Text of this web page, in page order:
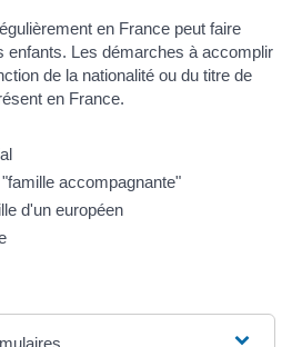
en France peut faire
enfants. Les démarches à accomplir
de la nationalité ou du titre de
en France.
accompagnante"
d'un européen